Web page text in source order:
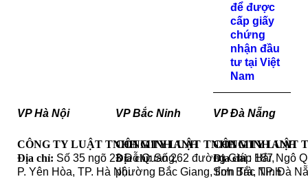
để được
cấp giấy
chứng
nhận đầu
tư tại Việt
Nam
VP Hà Nội
CÔNG TY LUẬT TNHH MINH ANH
Địa chỉ: Số 35 ngõ 23 Đỗ Quang,
P. Yên Hòa, TP. Hà Nội
VP Bắc Ninh
CÔNG TY LUẬT TNHH MINH ANH
Địa chỉ: Số 262 đường Giáp Hải,
phường Bắc Giang, tỉnh Bắc Ninh
VP Đà Nẵng
CÔNG TY LUẬT
Địa chỉ: 187 Ngô
Sơn Trà, TP. Đà